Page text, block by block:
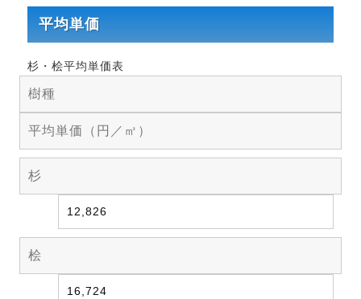
平均単価
杉・桧平均単価表
樹種
平均単価（円／㎥）
杉
12,826
桧
16,724